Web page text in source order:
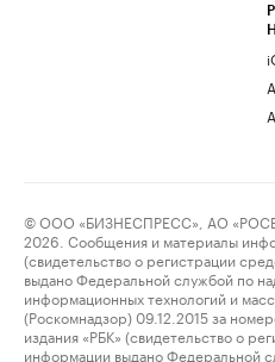
© ООО «БИЗНЕСПРЕСС», АО
2026. Сообщения и материалы
(свидетельство о регистрации
выдано Федеральной службой по
информационных технологий и
(Роскомнадзор) 09.12.2015 за
издания «РБК» (свидетельство о
информации выдано Федеральной